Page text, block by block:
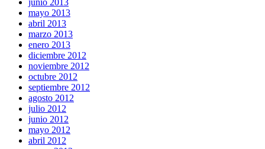
mayo 2013
abril 2013
marzo 2013
enero 2013
diciembre 2012
noviembre 2012
octubre 2012
septiembre 2012
agosto 2012
julio 2012
junio 2012
mayo 2012
abril 2012